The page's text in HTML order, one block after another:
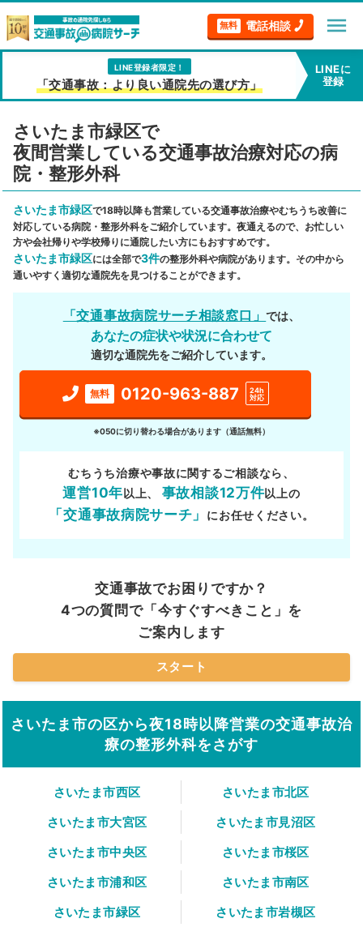
無料 電話相談 menu
LINE登録者限定！
「交通事故：より良い通院先の選び方」
LINEに
登録
さいたま市緑区で
夜間営業している交通事故治療対応の病
院・整形外科
さいたま市緑区で18時以降も営業している交通事故治療やむちうち改善に
対応している病院・整形外科をご紹介しています。夜通えるので、お忙しい
方や会社帰りや学校帰りに通院したい方にもおすすめです。
さいたま市緑区には全部で3件の整形外科や病院があります。その中から
通いやすく適切な通院先を見つけることができます。
「交通事故病院サーチ相談窓口」では、
あなたの症状や状況に合わせて
適切な通院先をご紹介しています。
無料 0120-963-887
24h
対応
※050に切り替わる場合があります（通話無料）
むちうち治療や事故に関するご相談なら、
運営10年以上、 事故相談12万件以上の
「交通事故病院サーチ」 にお任せください。
交通事故でお困りですか？
4つの質問で「今すぐすべきこと」を
ご案内します
スタート
さいたま市の区から夜18時以降営業の交通事故治
療の整形外科をさがす
さいたま市西区
さいたま市北区
さいたま市大宮区
さいたま市見沼区
さいたま市中央区
さいたま市桜区
さいたま市浦和区
さいたま市南区
さいたま市緑区
さいたま市岩槻区